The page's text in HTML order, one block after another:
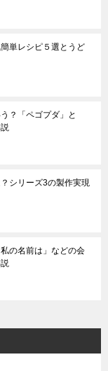
単レシピ５選とうど
？「ペゴプダ」と
シリーズ3の製作実現
の名前は」などの会